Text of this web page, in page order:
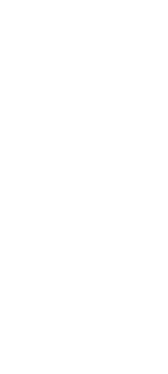
Mouliaá es
reabra la
hechos»,
interrupción
En su
Audiencia
añagaza
evidente